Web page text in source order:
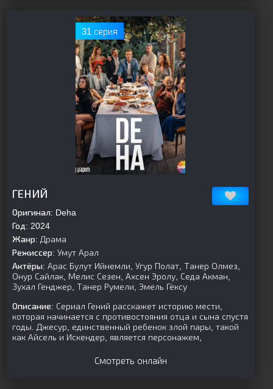
31 серия
ГЕНИЙ
Оригинал: Deha
Год: 2024
Жанр: Драма
Режиссер: Умут Арал
Актёры: Арас Булут Ийнемли, Угур Полат, Танер Олмез,
Онур Сайлак, Мелис Сезен, Ахсен Эролу, Седа Акман,
Зухал Генджер, Танер Румели, Эмель Гёксу
Описание: Сериал Гений расскажет историю мести,
которая начинается с противостояния отца и сына спустя
годы. Джесур, единственный ребенок злой пары, такой
как Айсель и Искендер, является персонажем,
Смотреть онлайн